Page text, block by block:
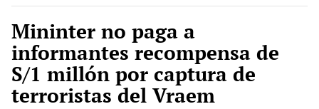
Mininter no paga a
informantes recompensa de
S/1 millón por captura de
terroristas del Vraem